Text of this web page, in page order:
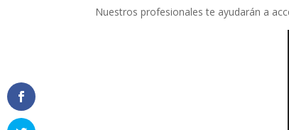
Nuestros profesionales te ayudarán a